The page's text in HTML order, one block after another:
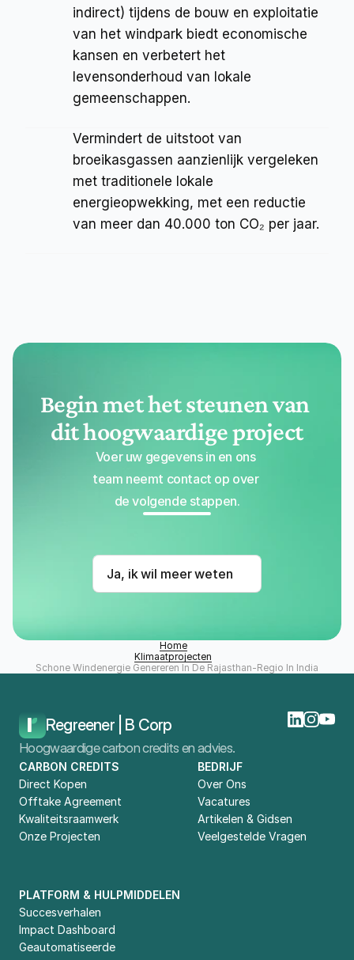
indirect) tijdens de bouw en exploitatie
van het windpark biedt economische
kansen en verbetert het
levensonderhoud van lokale
gemeenschappen.
Vermindert de uitstoot van
broeikasgassen aanzienlijk vergeleken
met traditionele lokale
energieopwekking, met een reductie
van meer dan 40.000 ton CO₂ per jaar.
Begin met het steunen van
dit hoogwaardige project
Voer uw gegevens in en ons
team neemt contact op over
de volgende stappen.
Ja, ik wil meer weten
Home
Klimaatprojecten
Schone Windenergie Genereren In De Rajasthan-Regio In India
Regreener | B Corp
Hoogwaardige carbon credits en advies.
CARBON CREDITS
Direct Kopen
Offtake Agreement
Kwaliteitsraamwerk
Onze Projecten
PLATFORM & HULPMIDDELEN
Succesverhalen
Impact Dashboard
Geautomatiseerde
BEDRIJF
Over Ons
Vacatures
Artikelen & Gidsen
Veelgestelde Vragen